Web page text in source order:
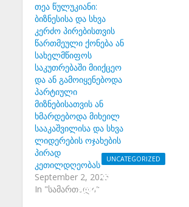
თეა წულუკიანი:
ბიზნესისა და სხვა
კერძო პირებისთვის
წართმეული ქონება ან
სახელმწიფოს
საკუთრებაში მიიქცეო
და ან გამოიყენებოდა
პარტიული
მიზნებისათვის ან
ხმარდებოდა მიხეილ
სააკაშვილისა და სხვა
ლიდერების ოჯახების
პირად
კეთილდღეობას
September 2, 2025
In "სამართალი"
UNCATEGORIZED
რეზო ბლიაძე:
ადამიანები, რომლებიც